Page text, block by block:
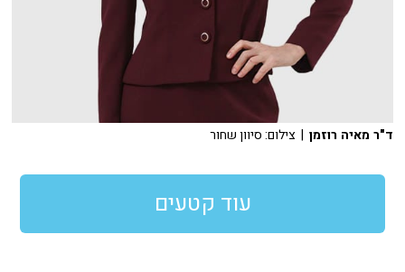
ד"ר מאיה רוזמן | צילום: סיוון שחור
עוד קטעים